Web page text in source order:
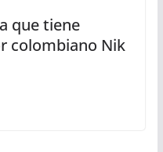
que tiene
colombiano Nik